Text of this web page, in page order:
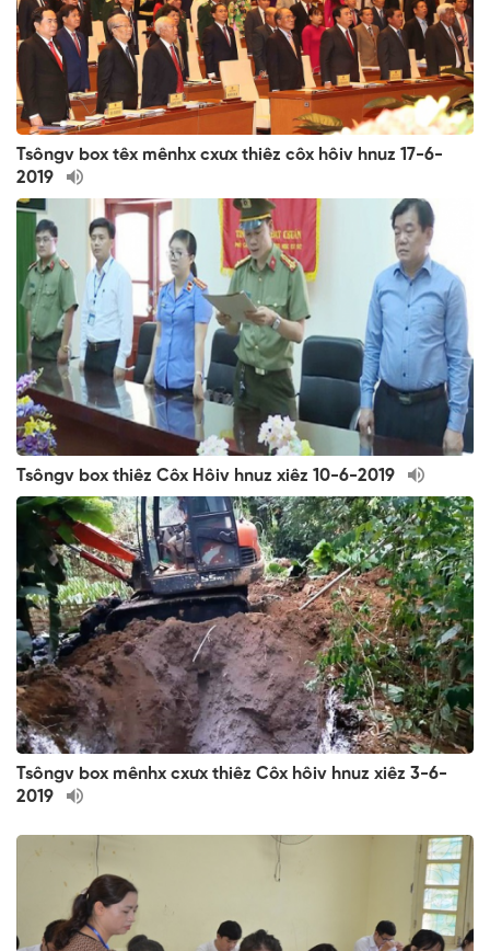
Tsôngv box têx mênhx cxưx thiêz côx hôiv hnuz 17-6-
2019
Tsôngv box thiêz Côx Hôiv hnuz xiêz 10-6-2019
Tsôngv box mênhx cxưx thiêz Côx hôiv hnuz xiêz 3-6-
2019